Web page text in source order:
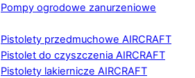
Pompy ogrodowe zanurzeniowe
Pistolety przedmuchowe AIRCRAFT
Pistolet do czyszczenia AIRCRAFT
Pistolety lakiernicze AIRCRAFT